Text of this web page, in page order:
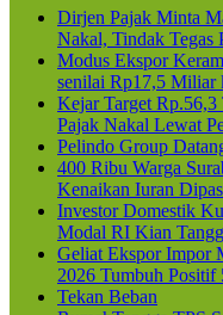
Dirjen Pajak Minta
Nakal, Tindak Tegas
Modus Ekspor
senilai Rp17,5 Miliar
Kejar Target
Pajak Nakal Lewat
Pelindo Group
400 Ribu Warga
Kenaikan Iuran
Investor Domestik
Modal RI Kian
Geliat Ekspor Impor
2026 Tumbuh Positif
Tekan Beban